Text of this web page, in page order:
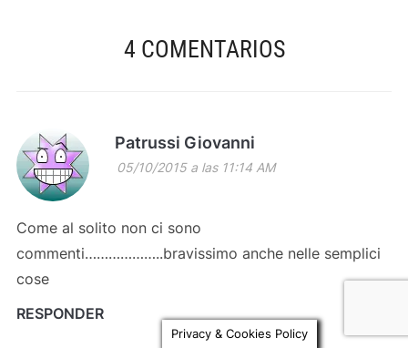
4 COMENTARIOS
Patrussi Giovanni
05/10/2015 a las 11:14 AM
Come al solito non ci sono
commenti………………..bravissimo anche nelle semplici
cose
RESPONDER
Privacy & Cookies Policy